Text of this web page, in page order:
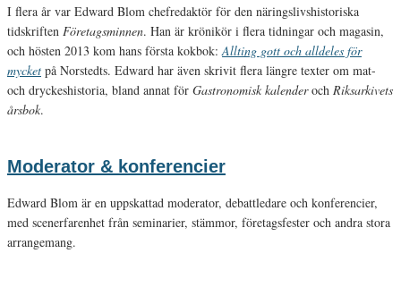
I flera år var Edward Blom chefredaktör för den näringslivshistoriska
tidskriften Företagsminnen. Han är krönikör i flera tidningar och magasin,
och hösten 2013 kom hans första kokbok:Allting gott och alldeles för
mycket på Norstedts. Edward har även skrivit flera längre texter om mat-
och dryckeshistoria, bland annat för Gastronomisk kalenderoch Riksarkivets
årsbok.
Moderator & konferencier
Edward Blom är en uppskattad moderator, debattledare och konferencier,
med scenerfarenhet från seminarier, stämmor, företagsfester och andra stora
arrangemang.